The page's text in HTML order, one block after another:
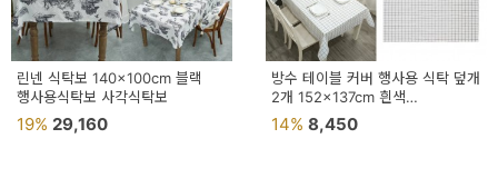
린넨 식탁보 140x100cm 블랙
행사용식탁보 사각식탁보
19% 29,160
방수 테이블 커버 행사용 식탁 덮개
2개 152x137cm 흰색
식탁테이블보 파티 테이블보
14% 8,450